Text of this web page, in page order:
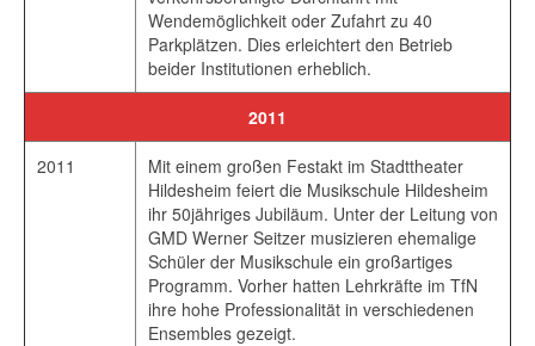
Wendemöglichkeit oder Zufahrt zu 40
Parkplätzen. Dies erleichtert den Betrieb
beider Institutionen erheblich.
2011
2011
Mit einem großen Festakt im Stadttheater
Hildesheim feiert die Musikschule Hildesheim
ihr 50jähriges Jubiläum. Unter der Leitung von
GMD Werner Seitzer musizieren ehemalige
Schüler der Musikschule ein großartiges
Programm. Vorher hatten Lehrkräfte im TfN
ihre hohe Professionalität in verschiedenen
Ensembles gezeigt.